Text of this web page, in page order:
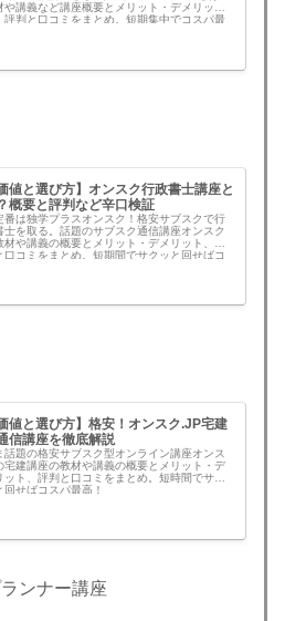
や講義など講座概要とメリット・デメリッ
評判と口コミをまとめ。短期集中でコスパ最
価値と選び方】オンスク行政書士講座と
概要と評判など辛口検証
番は独学プラスオンスク！格安サブスクで行
士を取る。話題のサブスク通信講座オンスク
材や講義の概要とメリット・デメリット、評
口コミをまとめ。短期間でサクッと回せばコ
価値と選び方】格安！オンスク.JP宅建
信講座を徹底解説
話題の格安サブスク型オンライン講座オンス
宅建講座の教材や講義の概要とメリット・デ
ット、評判と口コミをまとめ。短時間でサク
回せばコスパ最高！
ンナー講座